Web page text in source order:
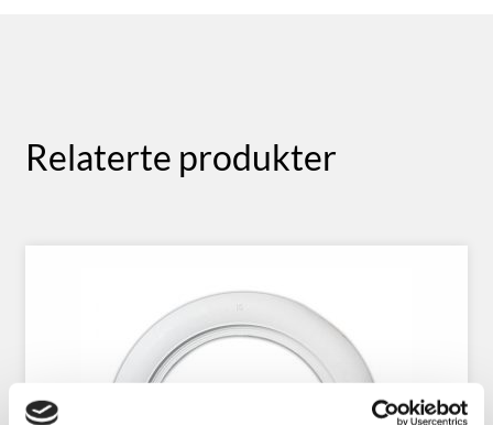
Relaterte produkter